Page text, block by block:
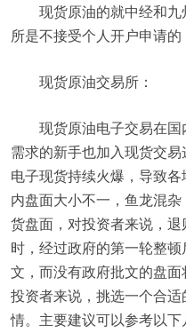
现货原油的就中经和
所是不接受个人开户申请
现货原油交易所：
现货原油电子交易在
需求的新手也加入现货交
电子现货持续火爆，导致
内盘面大小不一，鱼龙混
货盘面，对投资者来说，
时，经过政府的第一轮整
文，而没有政府批文的盘
投资者来说，挑选一个合
情。主要建议可以参考以下